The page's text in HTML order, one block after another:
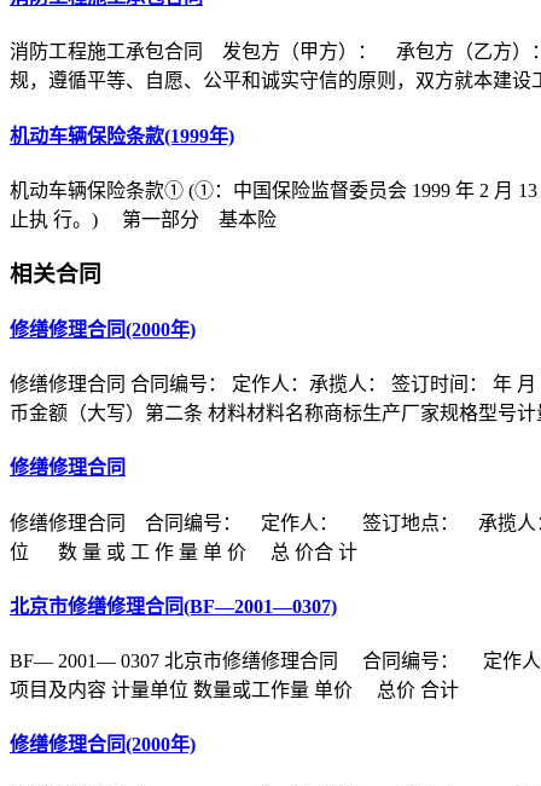
消防工程施工承包合同 发包方（甲方）： 承包方（乙方）
规，遵循平等、自愿、公平和诚实守信的原则，双方就本建设
机动车辆保险条款(1999年)
机动车辆保险条款① (①：中国保险监督委员会 1999 年 2 月
止执 行。) 第一部分 基本险
相关合同
修缮修理合同(2000年)
修缮修理合同 合同编号： 定作人：承揽人： 签订时间： 年
币金额（大写）第二条 材料材料名称商标生产厂家规格型号计
修缮修理合同
修缮修理合同 合同编号： 定作人： 签订地点： 承揽人
位 数 量 或 工 作 量 单 价 总 价合 计
北京市修缮修理合同(BF—2001—0307)
BF— 2001— 0307 北京市修缮修理合同 合同编号： 定作
项目及内容 计量单位 数量或工作量 单价 总价 合计
修缮修理合同(2000年)